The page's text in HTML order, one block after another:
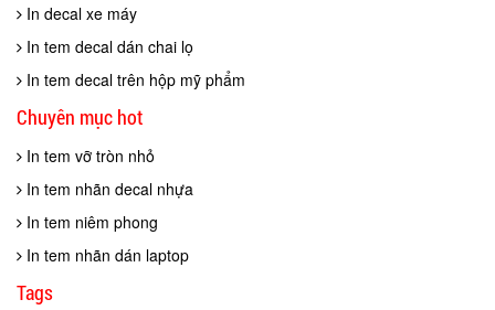
In decal xe máy
In tem decal dán chai lọ
In tem decal trên hộp mỹ phẩm
Chuyên mục hot
In tem vỡ tròn nhỏ
In tem nhãn decal nhựa
In tem niêm phong
In tem nhãn dán laptop
Tags